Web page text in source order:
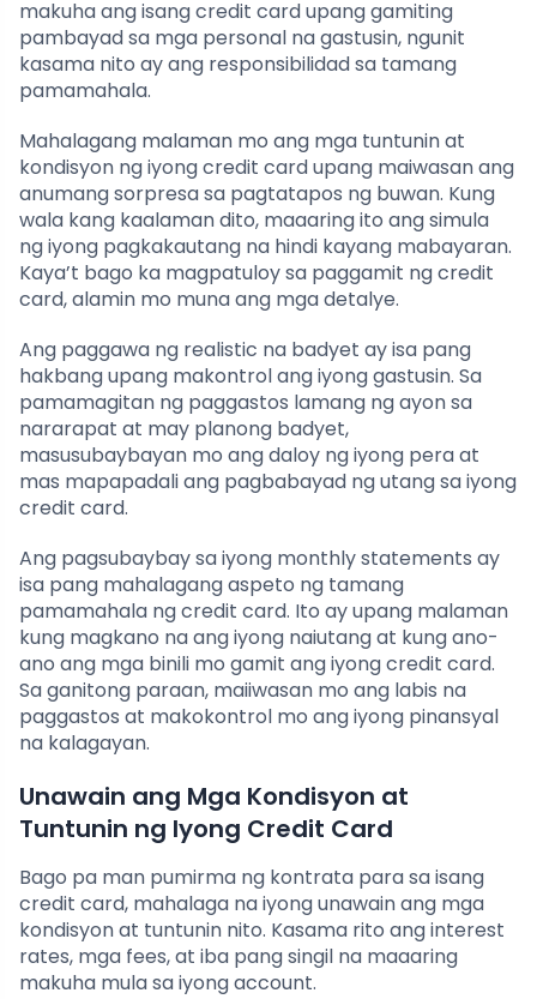
makuha ang isang credit card upang gamiting
pambayad sa mga personal na gastusin, ngunit
kasama nito ay ang responsibilidad sa tamang
pamamahala.
Mahalagang malaman mo ang mga tuntunin at
kondisyon ng iyong credit card upang maiwasan ang
anumang sorpresa sa pagtatapos ng buwan. Kung
wala kang kaalaman dito, maaaring ito ang simula
ng iyong pagkakautang na hindi kayang mabayaran.
Kaya’t bago ka magpatuloy sa paggamit ng credit
card, alamin mo muna ang mga detalye.
Ang paggawa ng realistic na badyet ay isa pang
hakbang upang makontrol ang iyong gastusin. Sa
pamamagitan ng paggastos lamang ng ayon sa
nararapat at may planong badyet,
masusubaybayan mo ang daloy ng iyong pera at
mas mapapadali ang pagbabayad ng utang sa iyong
credit card.
Ang pagsubaybay sa iyong monthly statements ay
isa pang mahalagang aspeto ng tamang
pamamahala ng credit card. Ito ay upang malaman
kung magkano na ang iyong naiutang at kung ano-
ano ang mga binili mo gamit ang iyong credit card.
Sa ganitong paraan, maiiwasan mo ang labis na
paggastos at makokontrol mo ang iyong pinansyal
na kalagayan.
Unawain ang Mga Kondisyon at
Tuntunin ng Iyong Credit Card
Bago pa man pumirma ng kontrata para sa isang
credit card, mahalaga na iyong unawain ang mga
kondisyon at tuntunin nito. Kasama rito ang interest
rates, mga fees, at iba pang singil na maaaring
makuha mula sa iyong account.